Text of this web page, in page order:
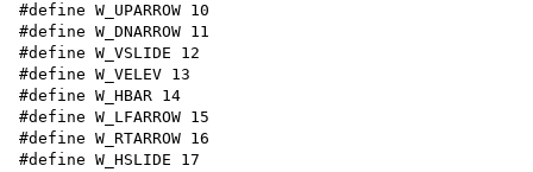
#define W_UPARROW 10
#define W_DNARROW 11
#define W_VSLIDE 12
#define W_VELEV 13
#define W_HBAR 14
#define W_LFARROW 15
#define W_RTARROW 16
#define W_HSLIDE 17